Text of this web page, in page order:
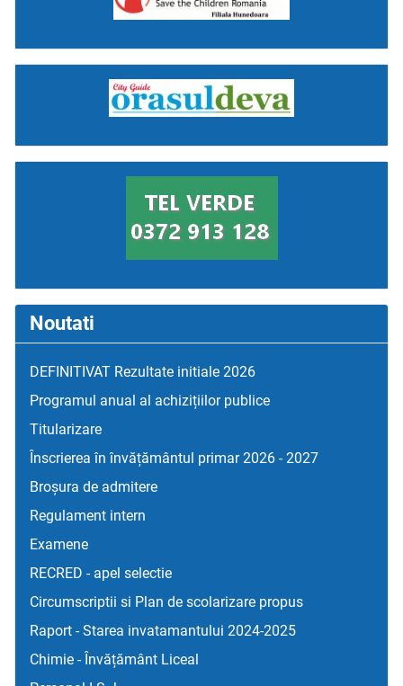
Noutati
DEFINITIVAT Rezultate initiale 2026
Programul anual al achizițiilor publice
Titularizare
Înscrierea în învățământul primar 2026 - 2027
Broșura de admitere
Regulament intern
Examene
RECRED - apel selectie
Circumscriptii si Plan de scolarizare propus
Raport - Starea invatamantului 2024-2025
Chimie - Învățământ Liceal